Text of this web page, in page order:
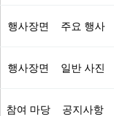
행사장면 주요 행사
행사장면 일반 사진
참여 마당 공지사항